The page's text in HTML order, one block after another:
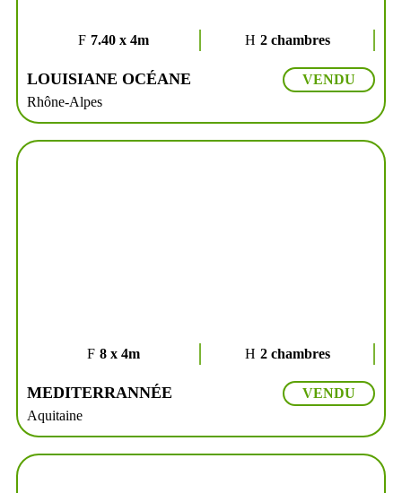
7.40 x 4m 2 chambres
LOUISIANE OCÉANE
Rhône-Alpes
VENDU
8 x 4m 2 chambres
MEDITERRANNÉE
Aquitaine
VENDU